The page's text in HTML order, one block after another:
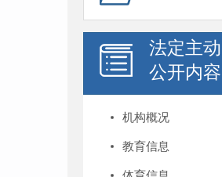
法定主动
公开内容
机构概况
教育信息